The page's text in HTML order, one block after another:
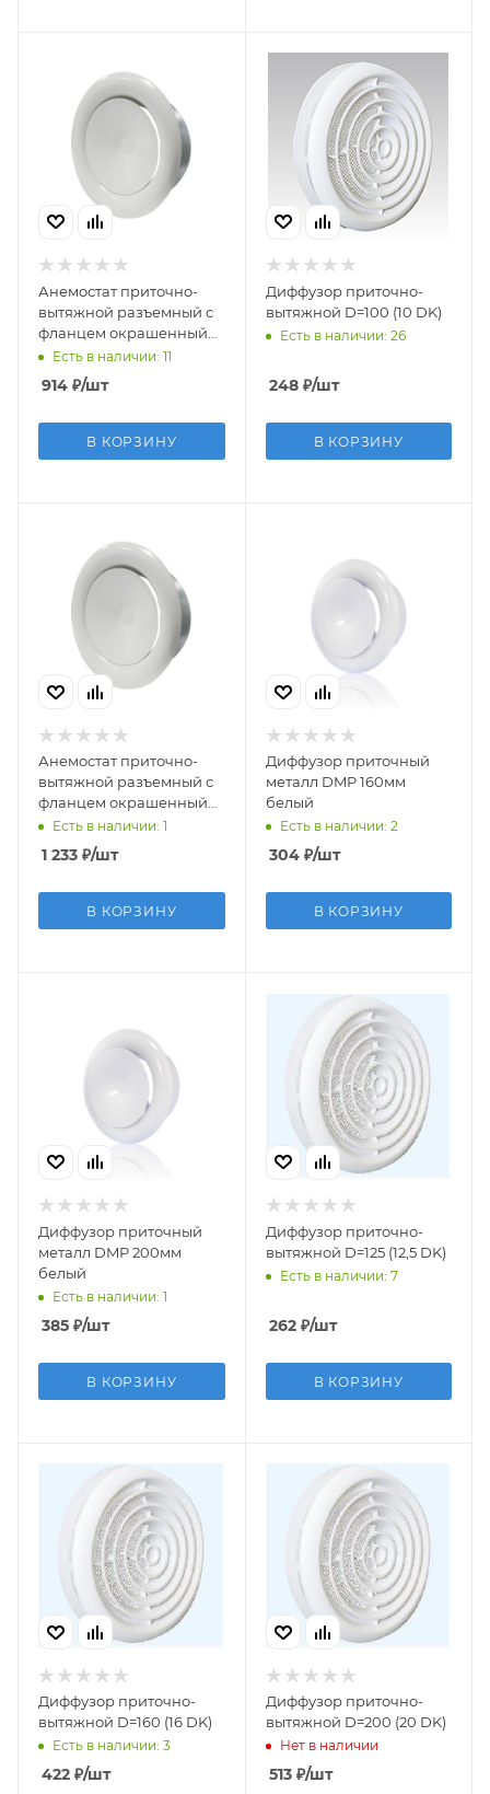
Анемостат приточно-
вытяжной разъемный с
фланцем окрашенный
металл D160
Есть в наличии: 11
914 ₽/шт
В КОРЗИНУ
Диффузор приточно-
вытяжной D=100 (10 DK)
Есть в наличии: 26
248₽/шт
В КОРЗИНУ
Анемостат приточно-
вытяжной разъемный с
фланцем окрашенный
металл D200
Есть в наличии: 1
1 233 ₽/шт
В КОРЗИНУ
Диффузор приточный
металл DMP 160мм
белый
Есть в наличии: 2
304₽/шт
В КОРЗИНУ
Диффузор приточный
металл DMP 200мм
белый
Есть в наличии: 1
385 ₽/шт
В КОРЗИНУ
Диффузор приточно-
вытяжной D=125 (12,5 DK)
Есть в наличии: 7
262₽/шт
В КОРЗИНУ
Диффузор приточно-
вытяжной D=160 (16 DK)
Есть в наличии: 3
422 ₽/шт
Диффузор приточно-
вытяжной D=200 (20 DK)
Нет в наличии
513₽/шт